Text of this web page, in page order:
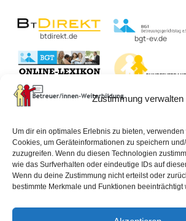
Zustimmung verwalten
Um dir ein optimales Erlebnis zu bieten,
Cookies, um Geräteinformationen zu speichern
zuzugreifen. Wenn du diesen Technologien
wie das Surfverhalten oder eindeutige IDs auf
Wenn du deine Zustimmung nicht erteilst oder
bestimmte Merkmale und Funktionen beeinträchtigt
btdirekt.de bgt-ev.de
BvBEF.de
Impressum Datenschutzerklärung